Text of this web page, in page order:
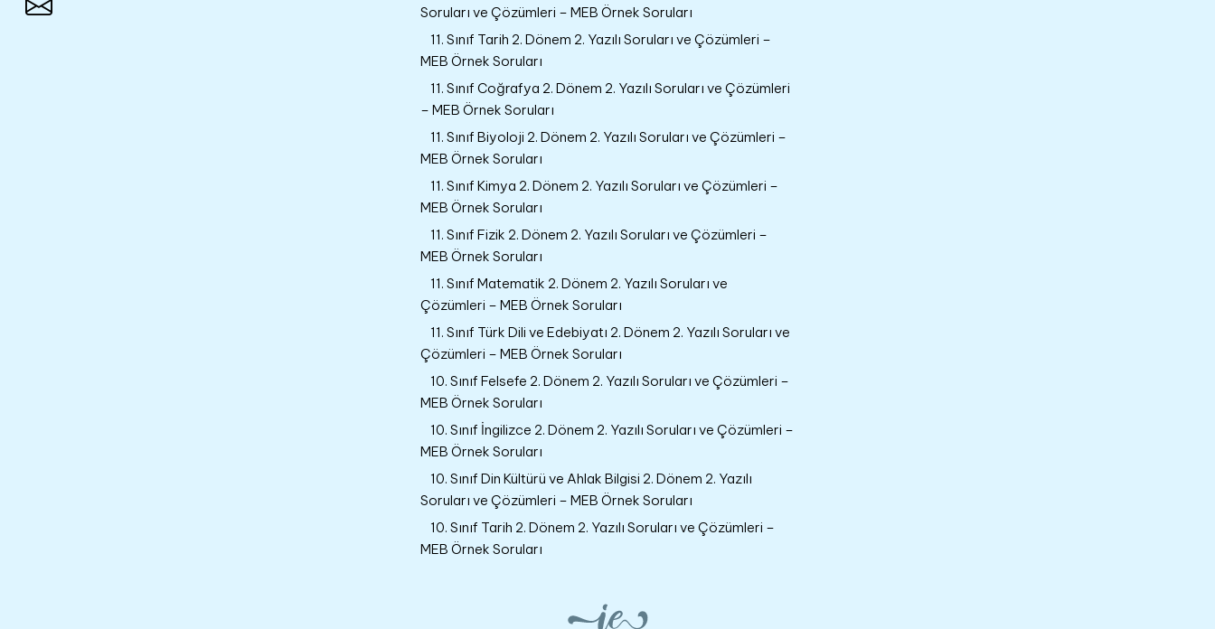
Soruları ve Çözümleri – MEB Örnek Soruları
11. Sınıf Tarih 2. Dönem 2. Yazılı Soruları ve Çözümleri –
MEB Örnek Soruları
11. Sınıf Coğrafya 2. Dönem 2. Yazılı Soruları ve Çözümleri
– MEB Örnek Soruları
11. Sınıf Biyoloji 2. Dönem 2. Yazılı Soruları ve Çözümleri –
MEB Örnek Soruları
11. Sınıf Kimya 2. Dönem 2. Yazılı Soruları ve Çözümleri –
MEB Örnek Soruları
11. Sınıf Fizik 2. Dönem 2. Yazılı Soruları ve Çözümleri –
MEB Örnek Soruları
11. Sınıf Matematik 2. Dönem 2. Yazılı Soruları ve
Çözümleri – MEB Örnek Soruları
11. Sınıf Türk Dili ve Edebiyatı 2. Dönem 2. Yazılı Soruları ve
Çözümleri – MEB Örnek Soruları
10. Sınıf Felsefe 2. Dönem 2. Yazılı Soruları ve Çözümleri –
MEB Örnek Soruları
10. Sınıf İngilizce 2. Dönem 2. Yazılı Soruları ve Çözümleri –
MEB Örnek Soruları
10. Sınıf Din Kültürü ve Ahlak Bilgisi 2. Dönem 2. Yazılı
Soruları ve Çözümleri – MEB Örnek Soruları
10. Sınıf Tarih 2. Dönem 2. Yazılı Soruları ve Çözümleri –
MEB Örnek Soruları